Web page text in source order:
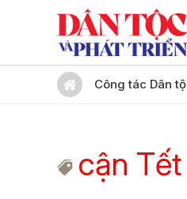
Công tác Dân
cận Tết